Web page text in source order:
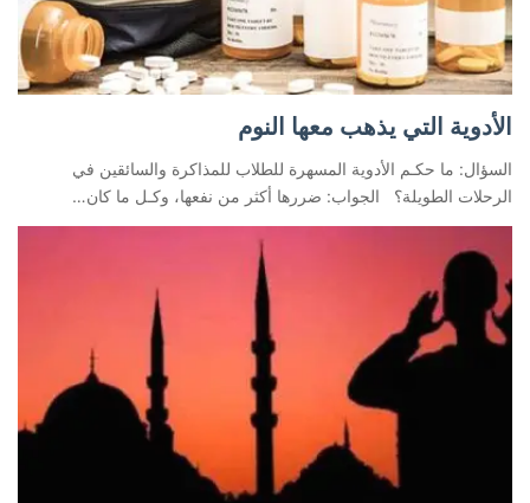
الأدوية التي يذهب معها النوم
السؤال: ما حكـم الأدوية المسهرة للطلاب للمذاكرة والسائقين في
الرحلات الطويلة؟ الجواب: ضررها أكثر من نفعها، وكـل ما كان…